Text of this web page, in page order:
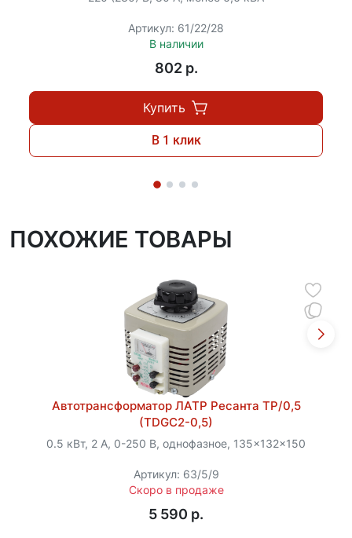
работы оборудования, одновременно снижая риски
выхода техники из строя вследствие нестабильного
Артикул: 61/22/28
В наличии
802 p.
Купить
В 1 клик
ПОХОЖИЕ ТОВАРЫ
Автотрансформатор ЛАТР Ресанта ТР/0,5
(TDGC2-0,5)
0.5 кВт, 2 А, 0-250 В, однофазное, 135x132x150
Артикул: 63/5/9
Скоро в продаже
5 590 p.